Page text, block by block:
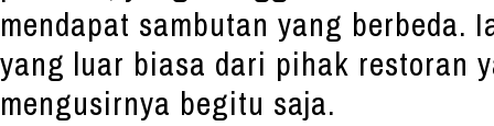
mendapat sambutan yang berbeda.
yang luar biasa dari pihak restoran
mengusirnya begitu saja.